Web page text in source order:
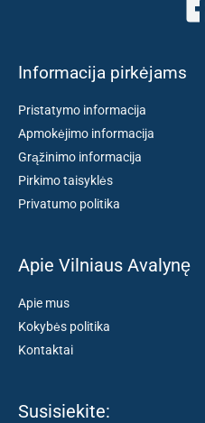
Informacija pirkėjams
Pristatymo informacija
Apmokėjimo informacija
Grąžinimo informacija
Pirkimo taisyklės
Privatumo politika
Apie Vilniaus Avalynę
Apie mus
Kokybės politika
Kontaktai
Susisiekite: